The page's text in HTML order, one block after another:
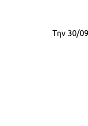
Την 30/